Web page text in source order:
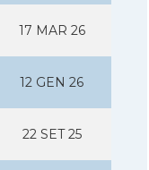
17 MAR 26
12 GEN 26
22 SET 25